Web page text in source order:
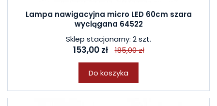
Lampa nawigacyjna micro LED 60cm szara
wyciągana 64522
Sklep stacjonarny: 2 szt.
153,00 zł 185,00 zł
Do koszyka